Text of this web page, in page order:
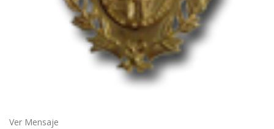
Ver Mensaje